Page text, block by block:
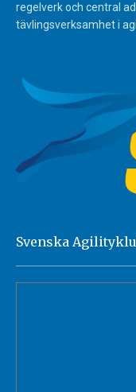
regelverk och central
tävlingsverksamhet i
Svenska